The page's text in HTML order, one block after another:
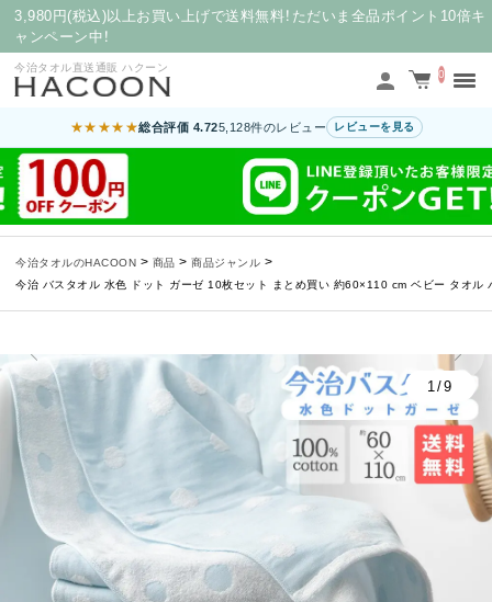
3,980円(税込)以上お買い上げで送料無料！ただいま全品ポイント10倍キ
ャンペーン中！
今治タオル直送通販 ハクーン
0
★★★★★総合評価 4.725,128件のレビュー レビューを見る
今治タオルのHACOON > 商品 > 商品ジャンル >
今治 バスタオル 水色 ドット ガーゼ 10枚セット まとめ買い 約60×110 cm ベビー タオル
1/9